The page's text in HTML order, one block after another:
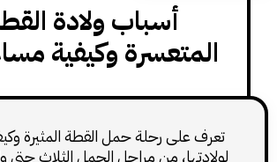
أسباب ولادة القطط
وكيفية مساعدتها
على رحلة حمل القطة المثيرة وكيفية التحضير
من مراحل الحمل الثلاث حتى ولادة القطط،